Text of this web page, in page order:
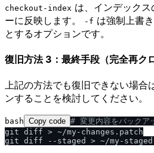
checkout-index は、インデック
ーに反映します。
-f は強制上書き
とするオプションです。
復旧方法 3：最終手段（完全再ク
上記の方法でも復旧できない場合
ンすることを検討してください。
bash Copy code # 変更内容をバックア
git diff > ~/my-changes.patch